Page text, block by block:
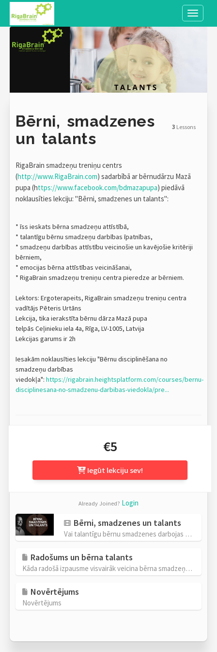
Toggle
Bērni, smadzenes
un talants
RigaBrain smadzeņu treniņu centrs
(http://www.RigaBrain.com) sadarbībā ar bērnudārzu Mazā
pupa (https://www.facebook.com/bdmazapupa) piedāvā
noklausīties lekciju: "Bērni, smadzenes un talants":
* īss ieskats bērna smadzeņu attīstībā,
* talantīgu bērnu smadzeņu darbības īpatnības,
* smadzeņu darbības attīstību veicinošie un kavējošie kritēriji
bērniem,
* emocijas bērna attīstības veicināšanai,
* RigaBrain smadzeņu treniņu centra pieredze ar bērniem.
Lektors: Ergoterapeits, RigaBrain smadzeņu treniņu centra
vadītājs Pēteris Urtāns
Lekcija, tika ierakstīta bērnu dārza Mazā pupa
telpās Ceļinieku iela 4a, Rīga, LV-1005, Latvija
Lekcijas garums ir 2h
Iesakām noklausīties lekciju "Bērnu disciplinēšana no
smadzeņu darbības
viedokļa": https://rigabrain.heightsplatform.com/courses/bernu-
disciplinesana-no-smadzenu-darbibas-viedokla/pre...
3 Lessons
€5
Iegūt lekciju sev!
Already Joined? Login
Bērni, smadzenes un talants
Vai talantīgu bērnu smadzenes darbojas savādāk nekā citiem bērniem?
Radošums un bērna talants
Kāda radošā izpausme visvairāk veicina bērna smadzeņu darbības attīstību?
Novērtējums
Novērtējums